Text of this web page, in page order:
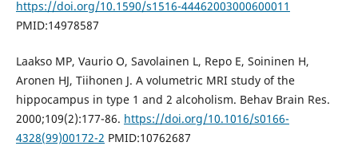
https://doi.org/10.1590/s1516-44462003000600011
PMID:14978587
Laakso MP, Vaurio O, Savolainen L, Repo E, Soininen H,
Aronen HJ, Tiihonen J. A volumetric MRI study of the
hippocampus in type 1 and 2 alcoholism. Behav Brain Res.
2000;109(2):177-86. https://doi.org/10.1016/s0166-
4328(99)00172-2 PMID:10762687